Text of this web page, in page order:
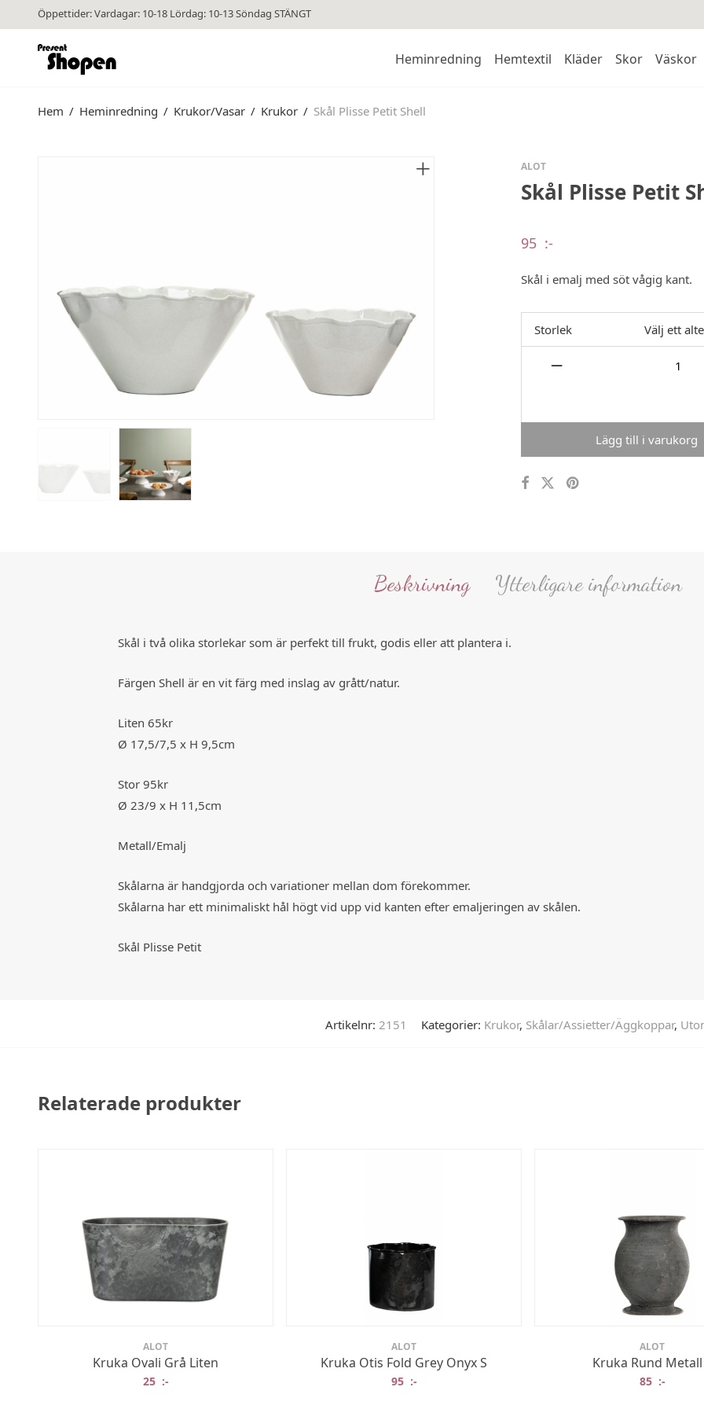
Öppettider: Vardagar: 10-18 Lördag: 10-13 Söndag STÄNGT
Heminredning Hemtextil Kläder Skor Väskor
Hem / Heminredning / Krukor/Vasar / Krukor / Skål Plisse Petit Shell
ALOT
Skål Plisse Petit
95 :-
Skål i emalj med söt vågig kant.
Storlek Välj ett
Lägg till i varukorg
Beskrivning Ytterligare information
Skål i två olika storlekar som är perfekt till frukt, godis eller att plantera i.
Färgen Shell är en vit färg med inslag av grått/natur.
Liten 65kr
Ø 17,5/7,5 x H 9,5cm
Stor 95kr
Ø 23/9 x H 11,5cm
Metall/Emalj
Skålarna är handgjorda och variationer mellan dom förekommer.
Skålarna har ett minimaliskt hål högt vid upp vid kanten efter emaljeringen av skålen.
Skål Plisse Petit
Artikelnr: 2151 Kategorier: Krukor, Skålar/Assietter/Äggkoppar,
Relaterade produkter
ALOT
Kruka Ovali Grå Liten
25 :-
ALOT
Kruka Otis Fold Grey Onyx S
95 :-
ALOT
Kruka Rund Metall
85 :-